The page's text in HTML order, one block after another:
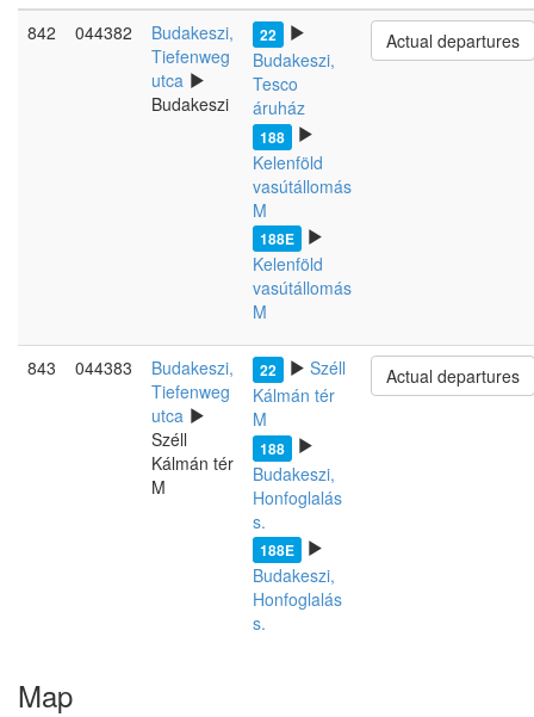
842
044382
Budakeszi,
Tiefenweg
utca
Budakeszi
22
Budakeszi,
Tesco
áruház
188
Kelenföld
vasútállomás
M
188E
Kelenföld
vasútállomás
M
Actual departures
843 044383
Budakeszi,
Tiefenweg
utca
Széll
Kálmán tér
M
22
Széll
Kálmán tér
M
188
Budakeszi,
Honfoglalás
s.
188E
Budakeszi,
Honfoglalás
s.
Actual departures
Map